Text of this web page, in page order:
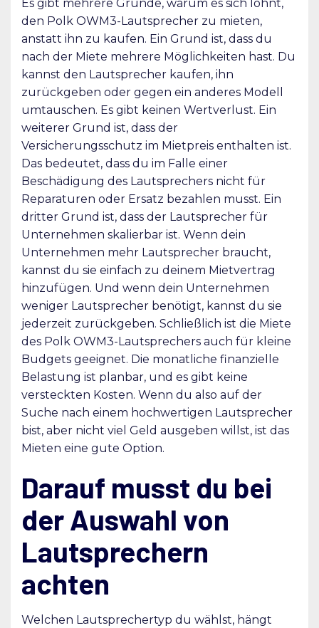
Es gibt mehrere Gründe, warum es sich lohnt,
den Polk OWM3-Lautsprecher zu mieten,
anstatt ihn zu kaufen. Ein Grund ist, dass du
nach der Miete mehrere Möglichkeiten hast. Du
kannst den Lautsprecher kaufen, ihn
zurückgeben oder gegen ein anderes Modell
umtauschen. Es gibt keinen Wertverlust. Ein
weiterer Grund ist, dass der
Versicherungsschutz im Mietpreis enthalten ist.
Das bedeutet, dass du im Falle einer
Beschädigung des Lautsprechers nicht für
Reparaturen oder Ersatz bezahlen musst. Ein
dritter Grund ist, dass der Lautsprecher für
Unternehmen skalierbar ist. Wenn dein
Unternehmen mehr Lautsprecher braucht,
kannst du sie einfach zu deinem Mietvertrag
hinzufügen. Und wenn dein Unternehmen
weniger Lautsprecher benötigt, kannst du sie
jederzeit zurückgeben. Schließlich ist die Miete
des Polk OWM3-Lautsprechers auch für kleine
Budgets geeignet. Die monatliche finanzielle
Belastung ist planbar, und es gibt keine
versteckten Kosten. Wenn du also auf der
Suche nach einem hochwertigen Lautsprecher
bist, aber nicht viel Geld ausgeben willst, ist das
Mieten eine gute Option.
Darauf musst du bei
der Auswahl von
Lautsprechern
achten
Welchen Lautsprechertyp du wählst, hängt